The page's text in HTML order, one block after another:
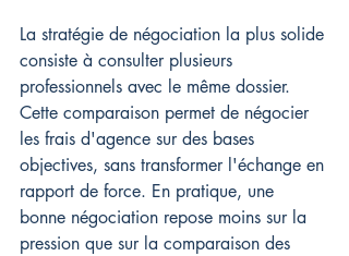
La stratégie de négociation la plus solide
consiste à consulter plusieurs
professionnels avec le même dossier.
Cette comparaison permet de négocier
les frais d'agence sur des bases
objectives, sans transformer l'échange en
rapport de force. En pratique, une
bonne négociation repose moins sur la
pression que sur la comparaison des